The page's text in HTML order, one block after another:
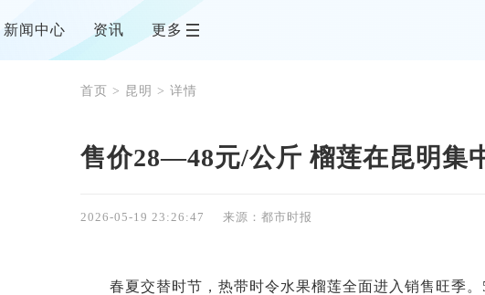
新闻中心 资讯 更多
首页 > 昆明 > 详情
售价28—48元/公斤 榴莲在昆明集
2026-05-19 23:26:47 来源：都市时报
春夏交替时节，热带时令水果榴莲全面进入销售旺季